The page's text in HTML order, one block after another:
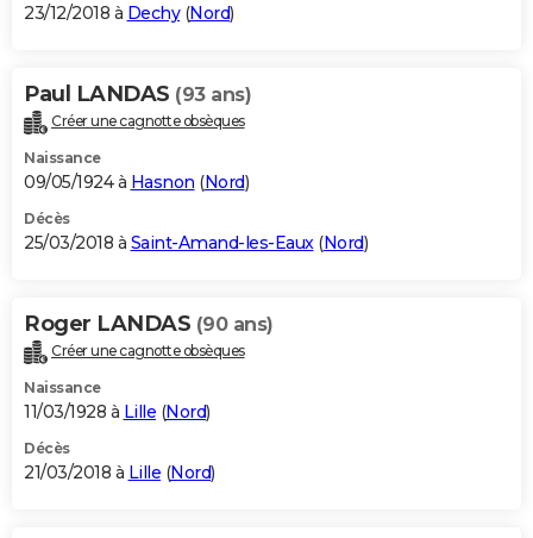
23/12/2018 à Dechy(Nord)
Paul LANDAS (93 ans)
Créer une cagnotte obsèques
Naissance
09/05/1924 à Hasnon (Nord)
Décès
25/03/2018 à Saint-Amand-les-Eaux(Nord)
Roger LANDAS (90 ans)
Créer une cagnotte obsèques
Naissance
11/03/1928 à Lille (Nord)
Décès
21/03/2018 à Lille (Nord)